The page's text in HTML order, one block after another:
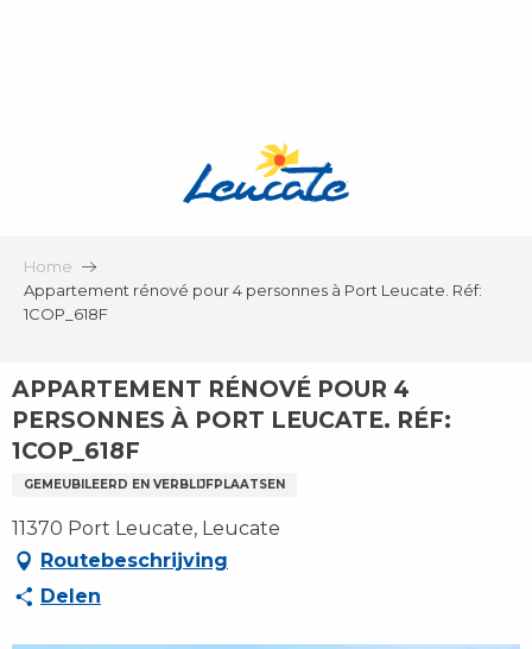
Home
Appartement rénové pour 4 personnes à Port Leucate. Réf:
1COP_618F
APPARTEMENT RÉNOVÉ POUR 4
PERSONNES À PORT LEUCATE. RÉF:
1COP_618F
GEMEUBILEERD EN VERBLIJFPLAATSEN
11370 Port Leucate, Leucate
Routebeschrijving
Delen